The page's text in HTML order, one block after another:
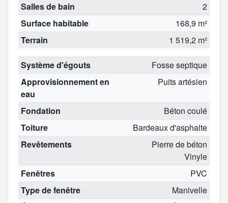
Salles de bain
2
Surface habitable
168,9 m²
Terrain
1 519,2 m²
Système d'égouts
Fosse septique
Approvisionnement en
eau
Puits artésien
Fondation
Béton coulé
Toiture
Bardeaux d'asphalte
Revêtements
Pierre de béton
Vinyle
Fenêtres
PVC
Type de fenêtre
Manivelle